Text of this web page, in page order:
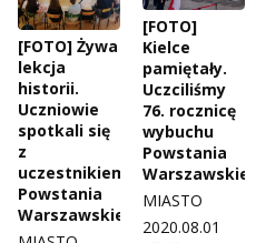
[FOTO] Żywa
lekcja
historii.
Uczniowie
spotkali się
z
uczestnikiem
Powstania
Warszawskiego
[FOTO]
Kielce
pamiętały.
Uczciliśmy
76. rocznicę
wybuchu
Powstania
MIASTO
2020.08.01